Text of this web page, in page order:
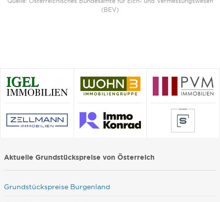
(BEV)
Aktuelle Grundstückspreise von Österreich
Grundstückspreise Burgenland